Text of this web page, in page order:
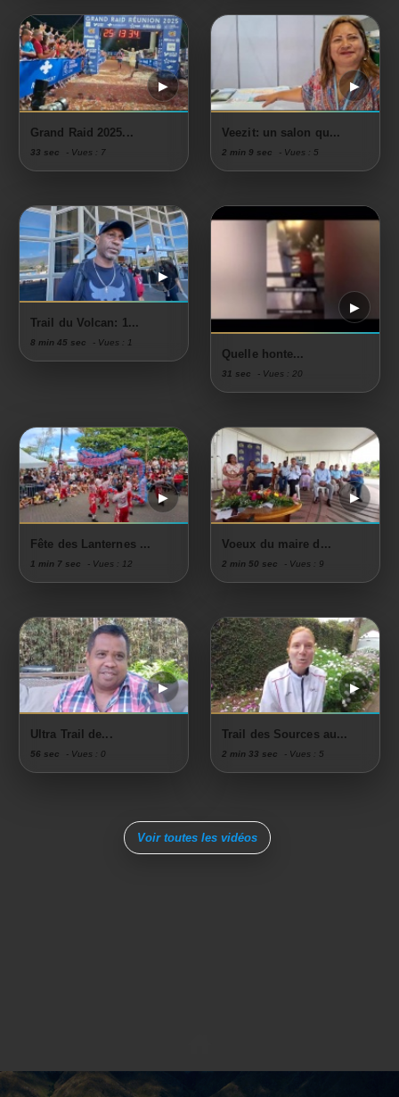
Grand Raid 2025...
33 sec - Vues : 7
Veezit: un salon qu...
2 min 9 sec - Vues : 5
Trail du Volcan: 1...
8 min 45 sec - Vues : 1
Quelle honte...
31 sec - Vues : 20
Fête des Lanternes ...
1 min 7 sec - Vues : 12
Voeux du maire d...
2 min 50 sec - Vues : 9
Ultra Trail de...
56 sec - Vues : 0
Trail des Sources au...
2 min 33 sec - Vues : 5
Voir toutes les vidéos